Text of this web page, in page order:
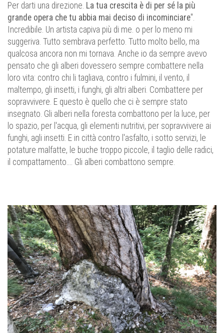
Per darti una direzione. La tua crescita è di per sé la più
grande opera che tu abbia mai deciso di incominciare".
Incredibile. Un artista capiva più di me. o per lo meno mi
suggeriva. Tutto sembrava perfetto. Tutto molto bello, ma
qualcosa ancora non mi tornava. Anche io da sempre avevo
pensato che gli alberi dovessero sempre combattere nella
loro vita: contro chi li tagliava, contro i fulmini, il vento, il
maltempo, gli insetti, i funghi, gli altri alberi. Combattere per
sopravvivere. E questo è quello che ci è sempre stato
insegnato. Gli alberi nella foresta combattono per la luce, per
lo spazio, per l'acqua, gli elementi nutritivi, per sopravvivere ai
funghi, agli insetti. E in città contro l'asfalto, i sotto servizi, le
potature malfatte, le buche troppo piccole, il taglio delle radici,
il compattamento.... Gli alberi combattono sempre.